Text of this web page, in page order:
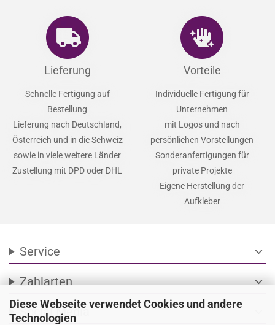
Diese Webseite verwendet Cookies und andere
Technologien
Lieferung
Schnelle Fertigung auf
Bestellung
Lieferung nach Deutschland,
Österreich und in die Schweiz
sowie in viele weitere Länder
Zustellung mit DPD oder DHL
Vorteile
Individuelle Fertigung für
Unternehmen
mit Logos und nach
persönlichen Vorstellungen
Sonderanfertigungen für
private Projekte
Eigene Herstellung der
Aufkleber
Service expand_more
Zahlarten expand_more
Social Media